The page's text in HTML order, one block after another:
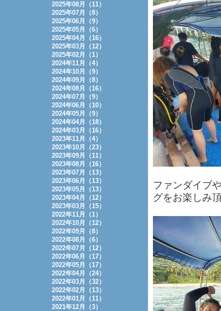
ファンダイブ
グをお楽しみ
2025年08月（11）
2025年07月（8）
2025年06月（9）
2025年05月（6）
2025年04月（16）
2025年03月（12）
2025年02月（1）
2024年11月（4）
2024年10月（9）
2024年09月（8）
2024年08月（16）
2024年07月（9）
2024年06月（10）
2024年05月（9）
2024年04月（18）
2024年03月（16）
2023年11月（4）
2023年10月（23）
2023年09月（11）
2023年08月（16）
2023年07月（13）
2023年06月（13）
2023年05月（13）
2023年04月（12）
2023年03月（15）
2022年11月（1）
2022年10月（12）
2022年09月（8）
2022年08月（6）
2022年07月（12）
2022年06月（17）
2022年05月（17）
2022年04月（24）
2022年03月（32）
2022年02月（13）
2022年01月（11）
2021年12月（3）